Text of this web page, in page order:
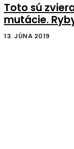
Toto sú
mutácie.
13. JÚNA 2019